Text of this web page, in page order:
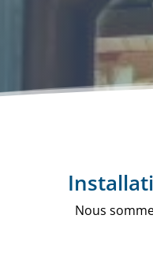
Nous